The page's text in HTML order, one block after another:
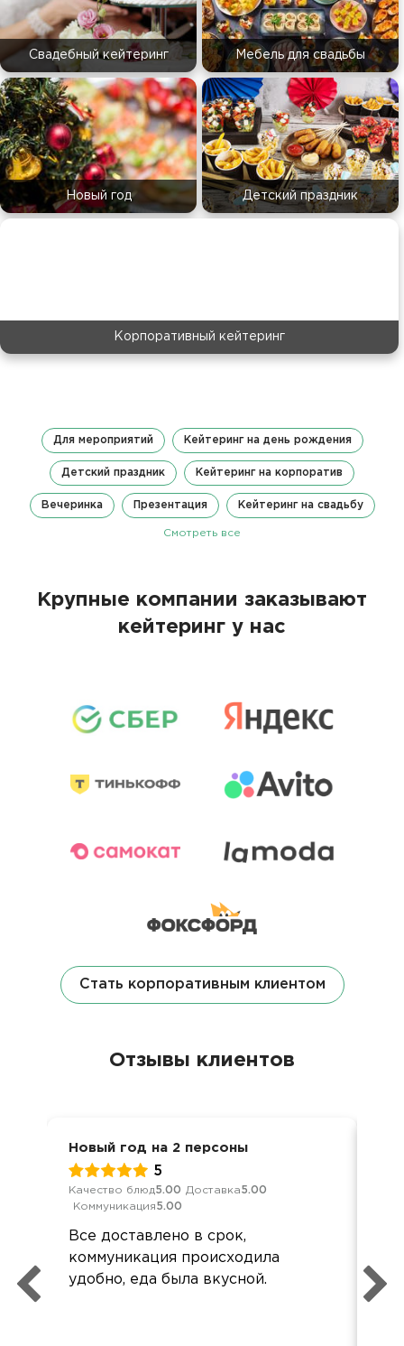
Свадебный кейтеринг Мебель для свадьбы
Новый год Детский праздник
Корпоративный кейтеринг
Для мероприятий Кейтеринг на день рождения
Детский праздник Кейтеринг на корпоратив
Вечеринка Презентация Кейтеринг на свадьбу
Смотреть все
Крупные компании заказывают
кейтеринг у нас
Стать корпоративным клиентом
Отзывы клиентов
Новый год на 2 персоны
5
Качество блюд5.00 Доставка5.00
Коммуникация5.00
Все доставлено в срок,
коммуникация происходила
удобно, еда была вкусной.